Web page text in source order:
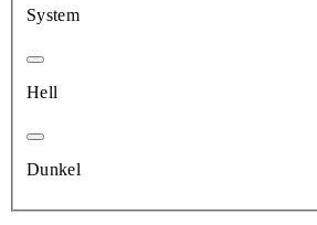
System
Hell
Dunkel